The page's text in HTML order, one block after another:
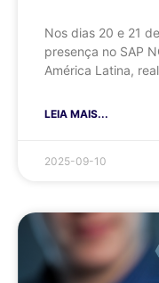
Nos dias 20 e 21
presença no SAP
América Latina,
LEIA MAIS...
2025-09-10